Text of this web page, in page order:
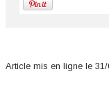
Article mis en ligne le